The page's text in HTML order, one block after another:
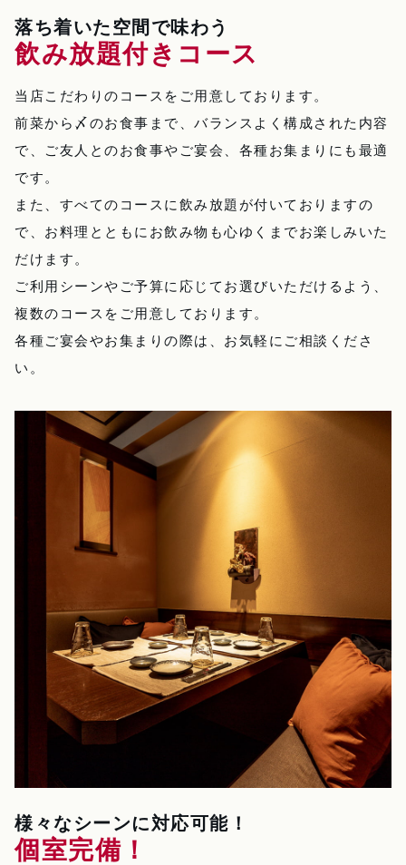
落ち着いた空間で味わう
飲み放題付きコース
当店こだわりのコースをご用意しております。
前菜から〆のお食事まで、バランスよく構成された内容
で、ご友人とのお食事やご宴会、各種お集まりにも最適
です。
また、すべてのコースに飲み放題が付いておりますの
で、お料理とともにお飲み物も心ゆくまでお楽しみいた
だけます。
ご利用シーンやご予算に応じてお選びいただけるよう、
複数のコースをご用意しております。
各種ご宴会やお集まりの際は、お気軽にご相談くださ
い。
様々なシーンに対応可能！
個室完備！